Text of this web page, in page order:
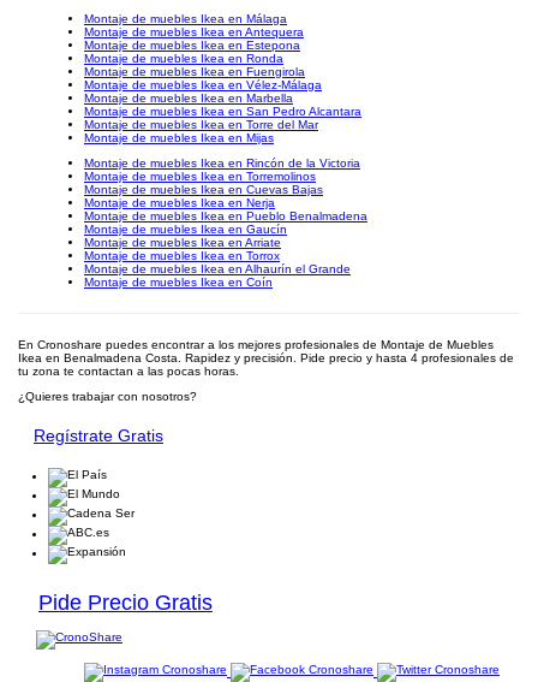
Montaje de muebles Ikea en Málaga
Montaje de muebles Ikea en Antequera
Montaje de muebles Ikea en Estepona
Montaje de muebles Ikea en Ronda
Montaje de muebles Ikea en Fuengirola
Montaje de muebles Ikea en Vélez-Málaga
Montaje de muebles Ikea en Marbella
Montaje de muebles Ikea en San Pedro Alcantara
Montaje de muebles Ikea en Torre del Mar
Montaje de muebles Ikea en Mijas
Montaje de muebles Ikea en Rincón de la Victoria
Montaje de muebles Ikea en Torremolinos
Montaje de muebles Ikea en Cuevas Bajas
Montaje de muebles Ikea en Nerja
Montaje de muebles Ikea en Pueblo Benalmadena
Montaje de muebles Ikea en Gaucín
Montaje de muebles Ikea en Arriate
Montaje de muebles Ikea en Torrox
Montaje de muebles Ikea en Alhaurín el Grande
Montaje de muebles Ikea en Coín
En Cronoshare puedes encontrar a los mejores profesionales de Montaje de Muebles
Ikea en Benalmadena Costa. Rapidez y precisión. Pide precio y hasta 4 profesionales de
tu zona te contactan a las pocas horas.
¿Quieres trabajar con nosotros?
Regístrate Gratis
Pide Precio Gratis